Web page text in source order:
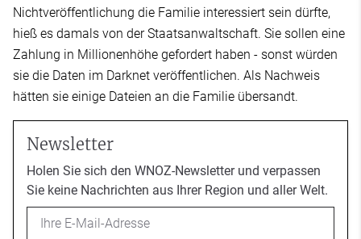
Nichtveröffentlichung die Familie interessiert sein dürfte,
hieß es damals von der Staatsanwaltschaft. Sie sollen eine
Zahlung in Millionenhöhe gefordert haben - sonst würden
sie die Daten im Darknet veröffentlichen. Als Nachweis
hätten sie einige Dateien an die Familie übersandt.
Newsletter
Holen Sie sich den WNOZ-Newsletter und verpassen
Sie keine Nachrichten aus Ihrer Region und aller Welt.
Email